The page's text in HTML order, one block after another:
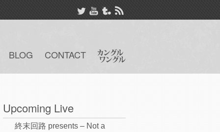
BLOG CONTACT
Upcoming Live
終末回路 presents – Not a